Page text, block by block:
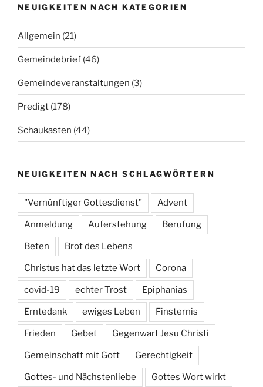
NEUIGKEITEN NACH KATEGORIEN
Allgemein (21)
Gemeindebrief (46)
Gemeindeveranstaltungen (3)
Predigt (178)
Schaukasten (44)
NEUIGKEITEN NACH SCHLAGWÖRTERN
"Vernünftiger Gottesdienst" Advent
Anmeldung Auferstehung Berufung
Beten Brot des Lebens
Christus hat das letzte Wort Corona
covid-19 echter Trost Epiphanias
Erntedank ewiges Leben Finsternis
Frieden Gebet Gegenwart Jesu Christi
Gemeinschaft mit Gott Gerechtigkeit
Gottes- und Nächstenliebe Gottes Wort wirkt